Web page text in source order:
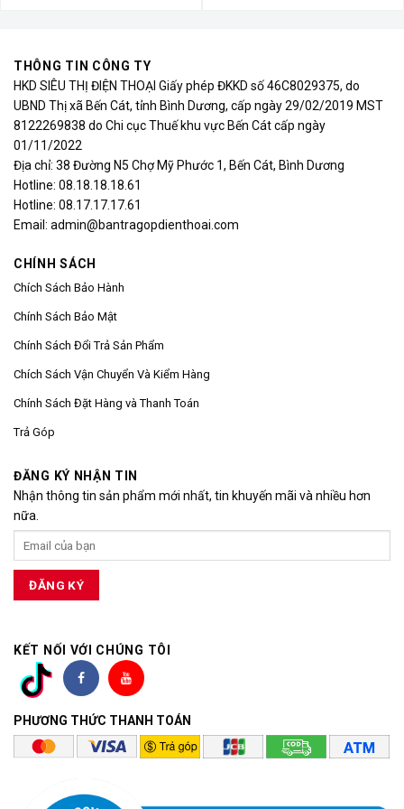
THÔNG TIN CÔNG TY
HKD SIÊU THỊ ĐIỆN THOẠI Giấy phép ĐKKD số 46C8029375, do
UBND Thị xã Bến Cát, tỉnh Bình Dương, cấp ngày 29/02/2019 MST
8122269838 do Chi cục Thuế khu vực Bến Cát cấp ngày
01/11/2022
Địa chỉ: 38 Đường N5 Chợ Mỹ Phước 1, Bến Cát, Bình Dương
Hotline: 08.18.18.18.61
Hotline: 08.17.17.17.61
Email: admin@bantragopdienthoai.com
CHÍNH SÁCH
Chích Sách Bảo Hành
Chính Sách Bảo Mật
Chính Sách Đổi Trả Sản Phẩm
Chích Sách Vận Chuyển Và Kiểm Hàng
Chính Sách Đặt Hàng và Thanh Toán
Trả Góp
ĐĂNG KÝ NHẬN TIN
Nhận thông tin sản phẩm mới nhất, tin khuyến mãi và nhiều hơn
nữa.
KẾT NỐI VỚI CHÚNG TÔI
PHƯƠNG THỨC THANH TOÁN